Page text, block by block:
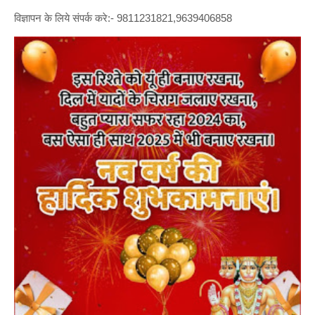
विज्ञापन के लिये संपर्क करे:- 9811231821,9639406858